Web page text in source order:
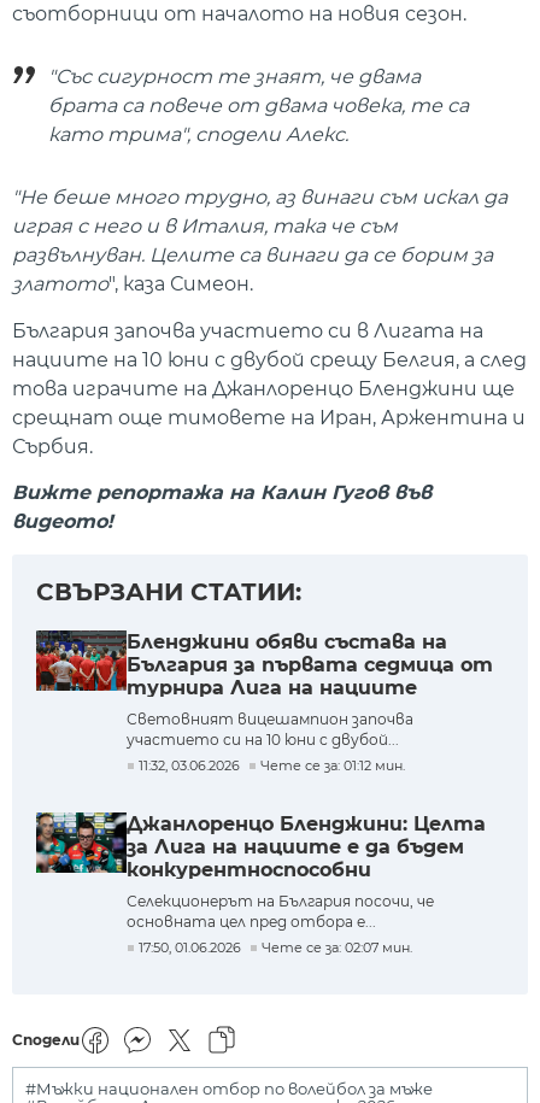
съотборници от началото на новия сезон.
"Със сигурност те знаят, че двама
брата са повече от двама човека, те са
като трима", сподели Алекс.
"Не беше много трудно, аз винаги съм искал да
играя с него и в Италия, така че съм
развълнуван. Целите са винаги да се борим за
златото", каза Симеон.
България започва участието си в Лигата на
нациите на 10 юни с двубой срещу Белгия, а след
това играчите на Джанлоренцо Бленджини ще
срещнат още тимовете на Иран, Аржентина и
Сърбия.
Вижте репортажа на Калин Гугов във
видеото!
СВЪРЗАНИ СТАТИИ:
Бленджини обяви състава на
България за първата седмица от
турнира Лига на нациите
Световният вицешампион започва
участието си на 10 юни с двубой...
11:32, 03.06.2026 Чете се за: 01:12 мин.
Джанлоренцо Бленджини: Целта
за Лига на нациите е да бъдем
конкурентноспособни
Селекционерът на България посочи, че
основната цел пред отбора е...
17:50, 01.06.2026 Чете се за: 02:07 мин.
Сподели
#Мъжки национален отбор по волейбол за мъже